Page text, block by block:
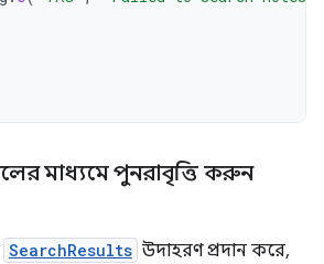
মাধ্যমে পুনরাবৃত্তি করুন
SearchResults উদাহরণ প্রদান করে,